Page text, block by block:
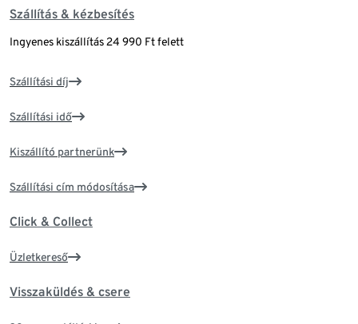
Szállítás & kézbesítés
Ingyenes kiszállítás 24 990 Ft felett
Szállítási díj
Szállítási idő
Kiszállító partnerünk
Szállítási cím módosítása
Click & Collect
Üzletkereső
Visszaküldés & csere